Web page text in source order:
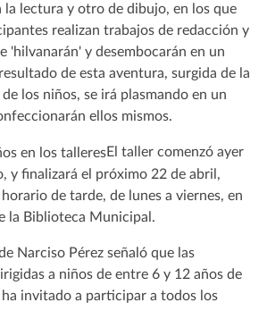
la lectura y otro de dibujo, en los que
realizan trabajos de redacción y
'hilvanarán' y desembocarán en un
de esta aventura, surgida de la
los niños, se irá plasmando en un
ellos mismos.
El taller comenzó ayer
y finalizará el próximo 22 de abril,
de tarde, de lunes a viernes, en
la Biblioteca Municipal.
Narciso Pérez señaló que las
a niños de entre 6 y 12 años de
invitado a participar a todos los